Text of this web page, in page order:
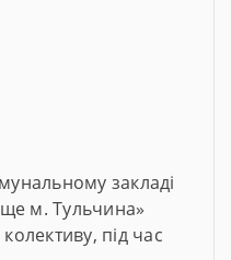
закладі
м. Тульчина»
під час